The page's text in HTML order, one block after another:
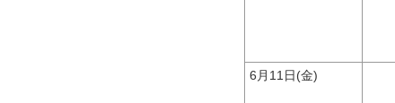
6月11日(金)